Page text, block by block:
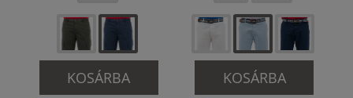
KOSÁRBA KOSÁRBA